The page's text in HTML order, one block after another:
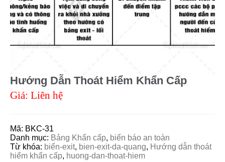
Hướng Dẫn Thoát Hiểm Khẩn Cấp
Giá: Liên hệ
Mã: BKC-31
Danh mục: Bảng Khẩn cấp, biển báo an toàn
Từ khóa: biển-exit, bien-exit-da-quang, Hướng dẫn thoát
hiểm khẩn cấp, huong-dan-thoat-hiem